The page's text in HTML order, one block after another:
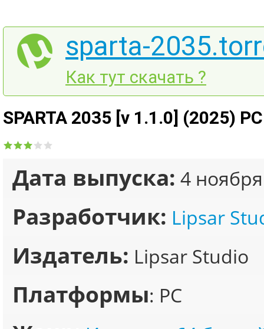
sparta-
Как тут скачать ?
SPARTA 2035 [v 1.1.0] (2025)
Дата выпуска: 4
Разработчик: Lipsar
Издатель: Lipsar Studio
Платформы: PC